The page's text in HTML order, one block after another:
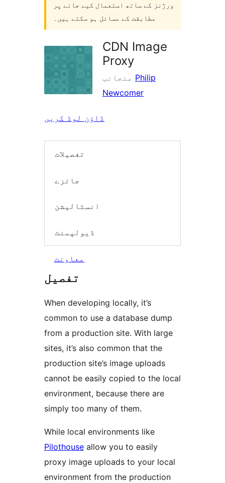
ورژنز کے ساتھ استعمال کیے جانے پر
مطابقت کے مسائل ہو سکتے ہیں۔
CDN Image
Proxy
Philip
Newcomer
ڈاؤن لوڈ کریں
تفصیلات
جائزے
انسٹالیشن
ڈیولپمنٹ
معاونت
تفصیل
When developing locally, it’s
common to use a database dump
from a production site. With large
sites, it’s also common that the
production site’s image uploads
cannot be easily copied to the local
environment, because there are
simply too many of them.
While local environments like
Pilothouse allow you to easily
proxy image uploads to your local
environment from the production